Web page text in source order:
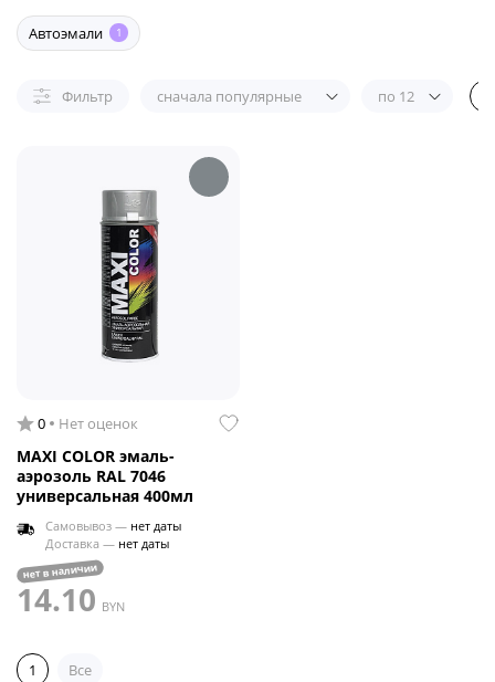
Автоэмали 1
Фильтр сначала популярные по 12
0 Нет оценок
MAXI COLOR эмаль-
аэрозоль RAL 7046
универсальная 400мл
Самовывоз — нет даты
Доставка — нет даты
нет в наличии
14.10 BYN
1 Все